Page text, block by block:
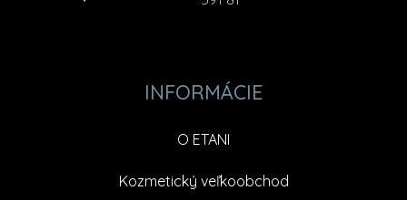
INFORMÁCIE
O ETANI
Kozmetický veľkoobchod